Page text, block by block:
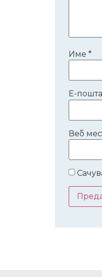
Име *
Е-пошта
Веб